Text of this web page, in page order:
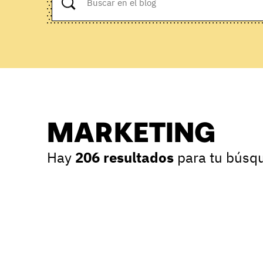
MARKETING
Hay 206 resultados para tu